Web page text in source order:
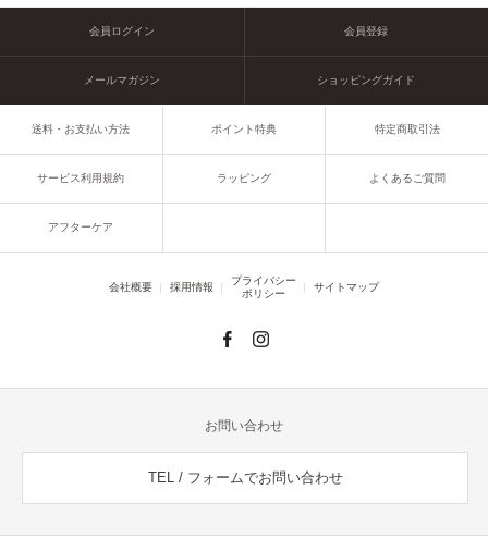
会員ログイン 会員登録
メールマガジン ショッピングガイド
送料・お支払い方法 ポイント特典 特定商取引法
サービス利用規約 ラッピング よくあるご質問
アフターケア
会社概要 採用情報
プライバシー
ポリシー
サイトマップ
お問い合わせ
TEL / フォームでお問い合わせ